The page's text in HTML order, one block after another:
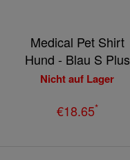
Medical Pet Shirt
Hund - Blau S Plus
Nicht auf Lager
€18.65*